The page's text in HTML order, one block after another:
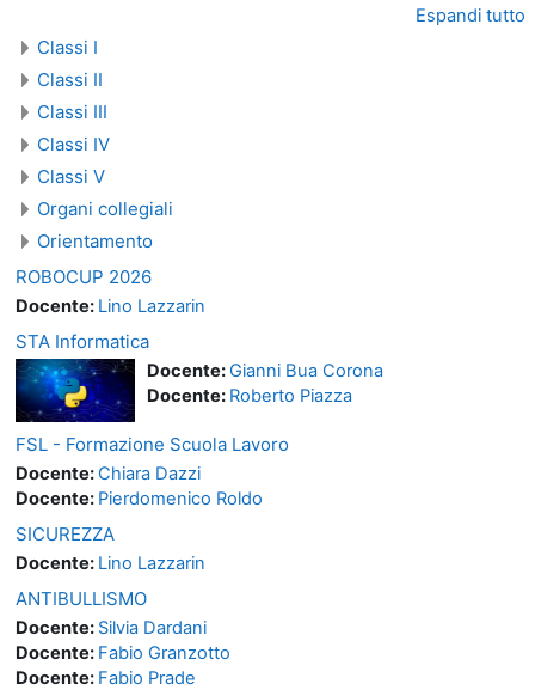
Espandi tutto
Classi I
Classi II
Classi III
Classi IV
Classi V
Organi collegiali
Orientamento
ROBOCUP 2026
Docente: Lino Lazzarin
STA Informatica
Docente:Gianni Bua Corona
Docente: Roberto Piazza
FSL - Formazione Scuola Lavoro
Docente:Chiara Dazzi
Docente: Pierdomenico Roldo
SICUREZZA
Docente: Lino Lazzarin
ANTIBULLISMO
Docente: Silvia Dardani
Docente: Fabio Granzotto
Docente: Fabio Prade